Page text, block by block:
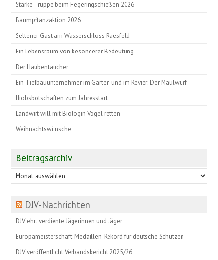
Starke Truppe beim Hegeringschießen 2026
Baumpflanzaktion 2026
Seltener Gast am Wasserschloss Raesfeld
Ein Lebensraum von besonderer Bedeutung
Der Haubentaucher
Ein Tiefbauunternehmer im Garten und im Revier: Der Maulwurf
Hiobsbotschaften zum Jahresstart
Landwirt will mit Biologin Vögel retten
Weihnachtswünsche
Beitragsarchiv
Beitragsarchiv
DJV-Nachrichten
DJV ehrt verdiente Jägerinnen und Jäger
Europameisterschaft: Medaillen-Rekord für deutsche Schützen
DJV veröffentlicht Verbandsbericht 2025/26